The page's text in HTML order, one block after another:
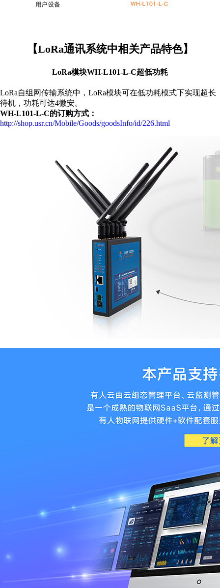
【LoRa通讯系统中相关产品特色】
LoRa模块WH-L101-L-C超低功耗
LoRa自组网传输系统中，LoRa模块可在低功耗模式下实现超长
待机，功耗可达4微安。
WH-L101-L-C的订购方式：
http://shop.usr.cn/Mobile/Goods/goodsInfo/id/226.html